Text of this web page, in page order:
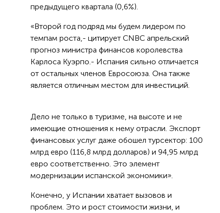
предыдущего квартала (0,6%).
«Второй год подряд мы будем лидером по
темпам роста,- цитирует CNBC апрельский
прогноз министра финансов королевства
Карлоса Куэрпо.- Испания сильно отличается
от остальных членов Евросоюза. Она также
является отличным местом для инвестиций.
Дело не только в туризме, на высоте и не
имеющие отношения к нему отрасли. Экспорт
финансовых услуг даже обошел турсектор: 100
млрд евро (116,8 млрд долларов) и 94,95 млрд
евро соответственно. Это элемент
модернизации испанской экономики».
Конечно, у Испании хватает вызовов и
проблем. Это и рост стоимости жизни, и